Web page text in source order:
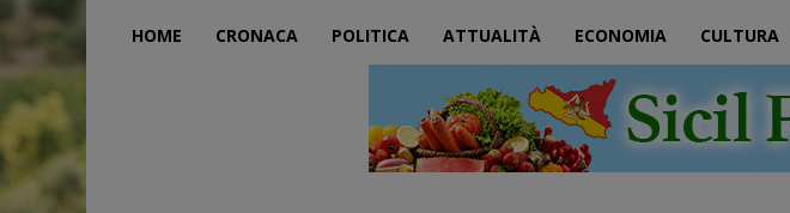
HOME CRONACA POLITICA ATTUALITÀ ECONOMIA CULTURA